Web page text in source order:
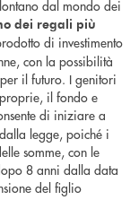
dal mondo dei
dei regali più
di investimento
con la possibilità
il futuro. I genitori
il fondo e
di iniziare a
legge, poiché i
somme, con le
8 anni dalla data
del figlio